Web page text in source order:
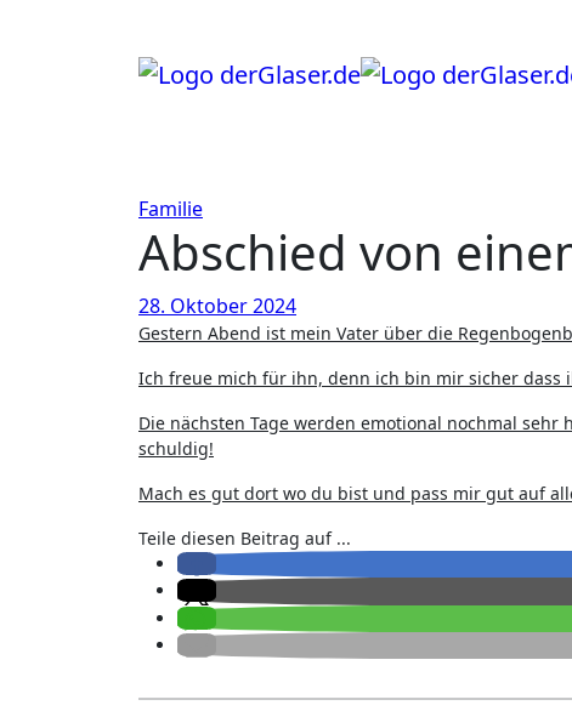
Familie
Abschied von
28. Oktober 2024
Gestern Abend ist mein Vater über die
Ich freue mich für ihn, denn ich bin mir sicher dass
Die nächsten Tage werden emotional nochmal
schuldig!
Mach es gut dort wo du bist und pass mir gut auf
Teile diesen Beitrag auf ...